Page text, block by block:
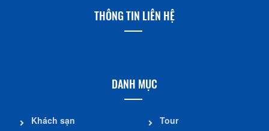
THÔNG TIN LIÊN HỆ
DANH MỤC
Khách sạn
Tour